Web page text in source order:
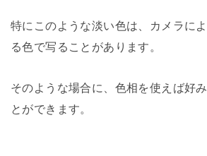
特にこのような淡い色は、カメラに
る色で写ることがあります。
そのような場合に、色相を使えば好
とができます。